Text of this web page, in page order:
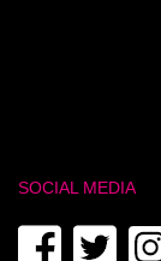
SOCIAL MEDIA